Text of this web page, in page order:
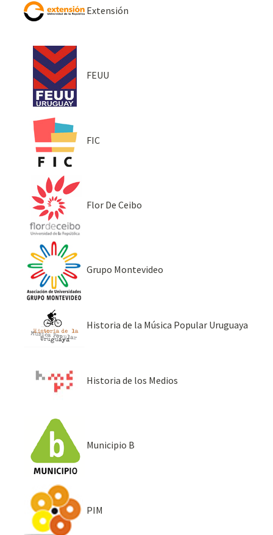
Extensión
FEUU
FIC
Flor De Ceibo
Grupo Montevideo
Historia de la Música Popular Uruguaya
Historia de los Medios
Municipio B
PIM